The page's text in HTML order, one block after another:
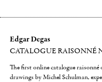
Edgar Degas
CATALOGUE RAISONNÉ
The first online catalogue
drawings by Michel Schulman,